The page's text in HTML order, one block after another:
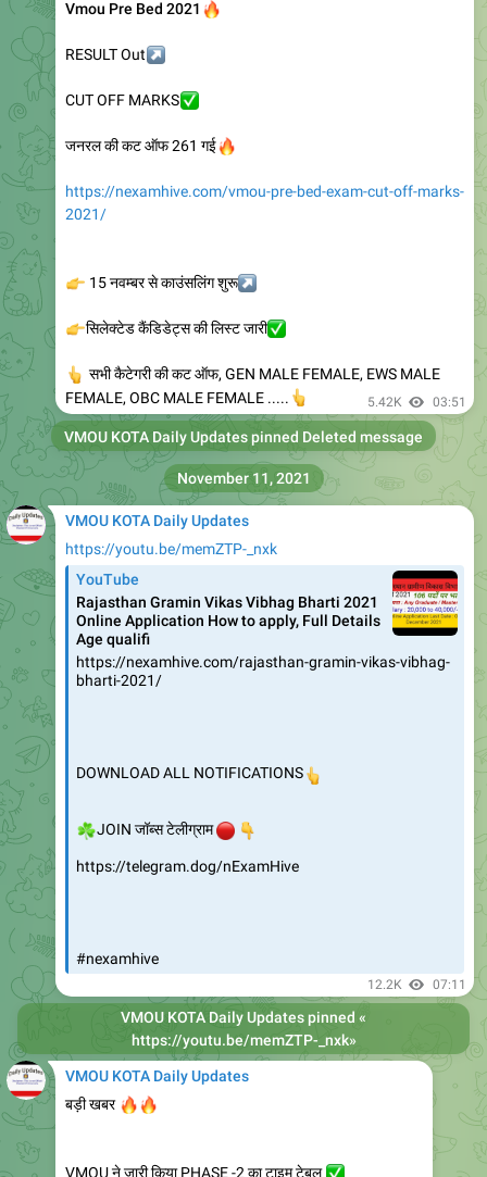
Vmou Pre Bed 2021
🔥
RESULT Out
CUT OFF MARKS
✅
जनरल की कट ऑफ 261 गई
🔥
https://nexamhive.com/vmou-pre-bed-exam-cut-off-marks-
2021/
15 नवम्बर से काउंसलिंग शुरू
↗️
सिलेक्टेड कैंडिडेट्स की लिस्ट जारी
✅
सभी कैटेगरी की कट ऑफ, GEN MALE FEMALE, EWS MALE
FEMALE, OBC MALE FEMALE .....
👆 5.42K 03:51
VMOU KOTA Daily Updatespinned Deleted message
VMOU KOTA Daily Updates
https://youtu.be/memZTP-_nxk
YouTube
Rajasthan Gramin Vikas Vibhag Bharti 2021
Online Application How to apply, Full Details
Age qualifi
https://nexamhive.com/rajasthan-gramin-vikas-vibhag-
bharti-2021/
DOWNLOAD ALL NOTIFICATIONS
👆
JOIN जॉब्स टेलीग्राम
🔴
👇
https://telegram.dog/nExamHive
#nexamhive
12.2K 07:11
November 11, 2021
VMOU KOTA Daily Updatespinned «
https://youtu.be/memZTP-_nxk»
VMOU KOTA Daily Updates
बड़ी खबर